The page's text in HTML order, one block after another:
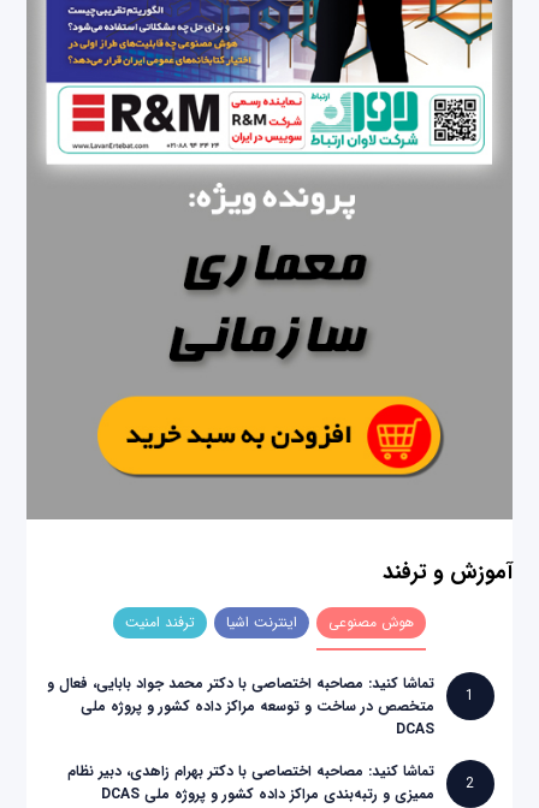
آموزش و ترفند
هوش مصنوعی اینترنت اشیا ترفند امنیت
1
تماشا کنید: مصاحبه اختصاصی با دکتر محمد جواد بابایی، فعال و
متخصص در ساخت و توسعه مراکز داده کشور و پروژه ملی
DCAS
2
تماشا کنید: مصاحبه اختصاصی با دکتر بهرام زاهدی، دبیر نظام
ممیزی و رتبه‌بندی مراکز داده کشور و پروژه ملی DCAS